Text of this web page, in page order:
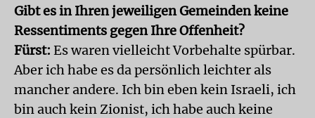
Gibt es in Ihren jeweiligen Gemeinden keine
Ressentiments gegen Ihre Offenheit?
Fürst: Es waren vielleicht Vorbehalte spürbar.
Aber ich habe es da persönlich leichter als
mancher andere. Ich bin eben kein Israeli, ich
bin auch kein Zionist, ich habe auch keine